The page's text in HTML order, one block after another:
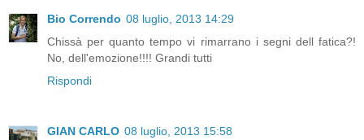
Bio Correndo 08 luglio, 2013 14:29
Chissà per quanto tempo vi rimarrano i segni dell fatica?!
No, dell'emozione!!!! Grandi tutti
Rispondi
GIAN CARLO 08 luglio, 2013 15:58